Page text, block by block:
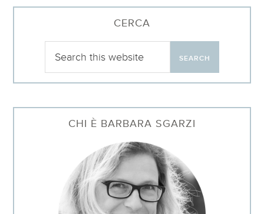
CERCA
CHI È BARBARA SGARZI